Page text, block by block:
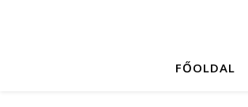
FŐOLDAL